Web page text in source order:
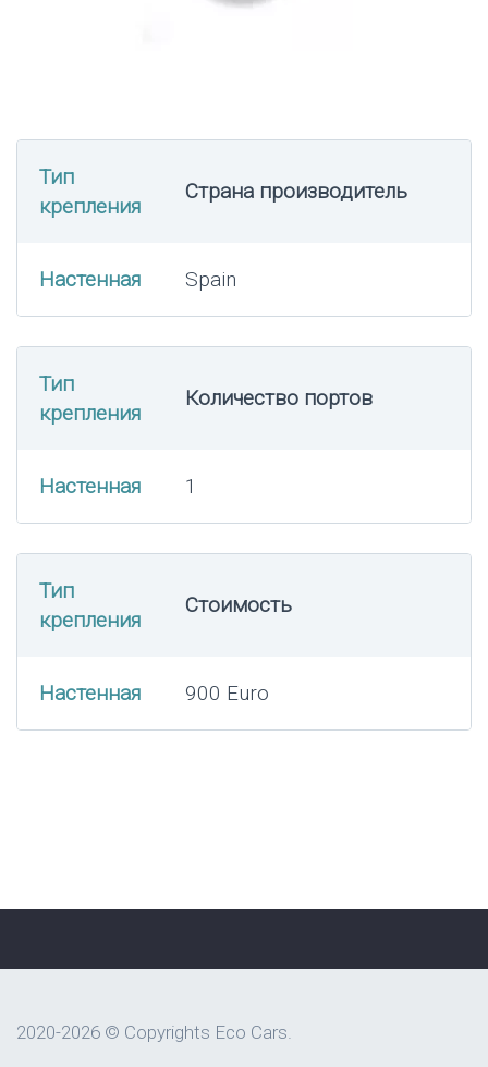
Тип
крепления
Страна производитель
Настенная Spain
Тип
крепления
Количество портов
Настенная 1
Тип
крепления
Стоимость
Настенная 900 Euro
2020-2026 © Copyrights Eco Cars.